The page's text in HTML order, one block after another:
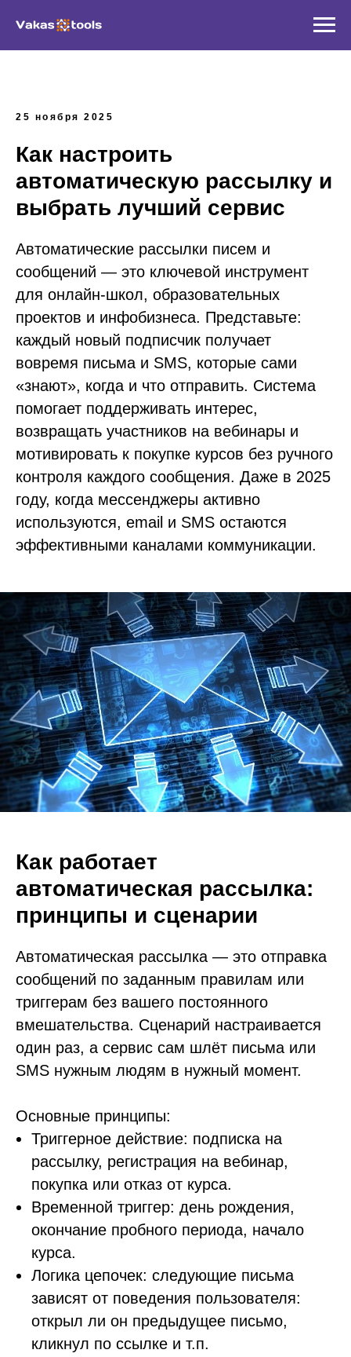
25 ноября 2025
Как настроить
автоматическую рассылку и
выбрать лучший сервис
Автоматические рассылки писем и
сообщений — это ключевой инструмент
для онлайн-школ, образовательных
проектов и инфобизнеса. Представьте:
каждый новый подписчик получает
вовремя письма и SMS, которые сами
«знают», когда и что отправить. Система
помогает поддерживать интерес,
возвращать участников на вебинары и
мотивировать к покупке курсов без ручного
контроля каждого сообщения. Даже в 2025
году, когда мессенджеры активно
используются, email и SMS остаются
эффективными каналами коммуникации.
Как работает
автоматическая рассылка:
принципы и сценарии
Автоматическая рассылка — это отправка
сообщений по заданным правилам или
триггерам без вашего постоянного
вмешательства. Сценарий настраивается
один раз, а сервис сам шлёт письма или
SMS нужным людям в нужный момент.
Основные принципы:
Триггерное действие: подписка на
рассылку, регистрация на вебинар,
покупка или отказ от курса.
Временной триггер: день рождения,
окончание пробного периода, начало
курса.
Логика цепочек: следующие письма
зависят от поведения пользователя:
открыл ли он предыдущее письмо,
кликнул по ссылке и т.п.